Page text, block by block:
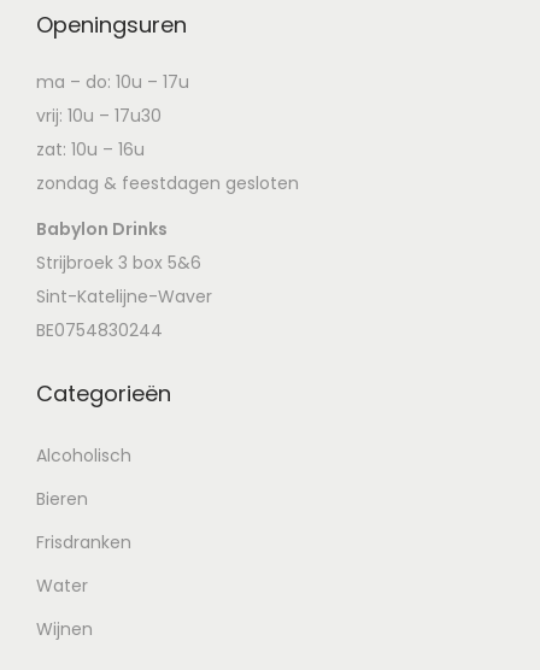
Openingsuren
ma – do: 10u – 17u
vrij: 10u – 17u30
zat: 10u – 16u
zondag & feestdagen gesloten
Babylon Drinks
Strijbroek 3 box 5&6
Sint-Katelijne-Waver
BE0754830244
Categorieën
Alcoholisch
Bieren
Frisdranken
Water
Wijnen